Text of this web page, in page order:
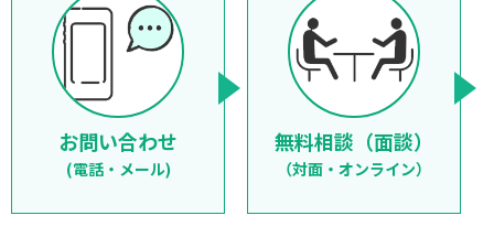
お問い合わせ
(電話・メール)
無料相談（面談）
（対面・オンライン）